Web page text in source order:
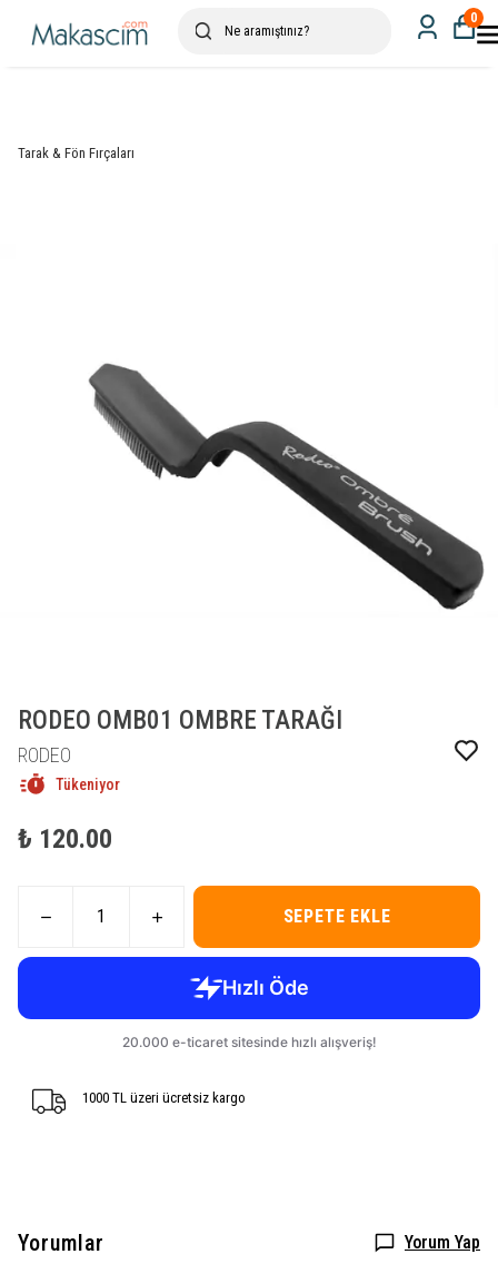
0
Tarak & Fön Fırçaları
RODEO
RODEO OMB01 OMBRE TARAĞI
Tükeniyor
₺ 120.00
SEPETE EKLE
1000 TL üzeri ücretsiz kargo
Yorumlar Yorum Yap